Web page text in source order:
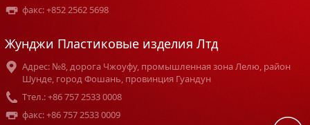
факс: +852 2562 5698
Жунджи Пластиковые изделия Лтд
Адрес: №8, дорога Чжоуфу, промышленная зона Лелю, район
Шунде, город Фошань, провинция Гуандун
Tтел.: +86 757 2533 0008
факс: +86 757 2533 0009